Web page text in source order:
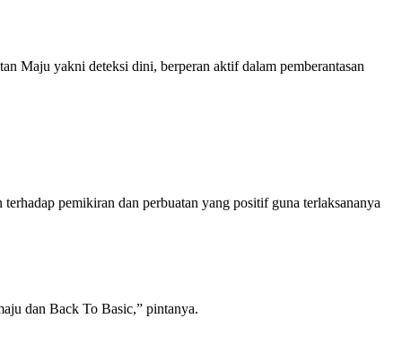
Maju yakni deteksi dini, berperan aktif dalam pemberantasan
pemikiran dan perbuatan yang positif guna terlaksananya
dan Back To Basic,” pintanya.